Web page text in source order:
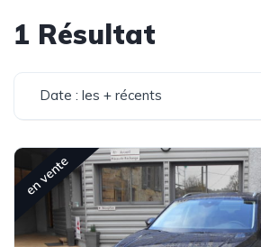
1 Résultat
Date : les + récents
en vente